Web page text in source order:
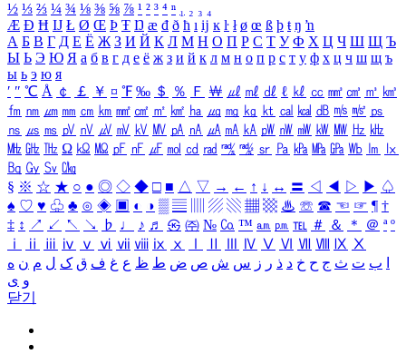
½ ⅓ ⅔ ¼ ¾ ⅛ ⅜ ⅝ ⅞ ¹ ² ³ ⁴ ⁿ ₁ ₂ ₃ ₄
Æ Ð Ħ Ĳ Ł Ø Œ Þ Ŧ Ŋ æ đ ð ħ ı ĳ ĸ ŀ ł ø œ ß þ ŧ ŋ ŉ
А Б В Г Д Е Ё Ж З И Й К Л М Н О П Р С Т У Ф Х Ц Ч Ш Щ Ъ
Ы Ь Э Ю Я а б в г д е ё ж з и й к л м н о п р с т у ф х ц ч ш щ ъ
ы ь э ю я
′ ″ ℃ Å ￠ ￡ ￥ ¤ ℉ ‰ ＄ ％ Ｆ ￦ ㎕ ㎖ ㎗ ℓ ㎘ ㏄ ㎣ ㎤ ㎥ ㎦
㎙ ㎚ ㎛ ㎜ ㎝ ㎞ ㎟ ㎠ ㎡ ㎢ ㏊ ㎍ ㎎ ㎏ ㏏ ㎈ ㎉ ㏈ ㎧ ㎨ ㎰
㎱ ㎲ ㎳ ㎴ ㎵ ㎶ ㎷ ㎸ ㎹ ㎀ ㎁ ㎂ ㎃ ㎄ ㎺ ㎻ ㎽ ㎾ ㎿ ㎐ ㎑
㎒ ㎓ ㎔ Ω ㏀ ㏁ ㎊ ㎋ ㎌ ㏖ ㏅ ㎭ ㎮ ㎯ ㏛ ㎩ ㎪ ㎫ ㎬ ㏝ ㏐
㏓
㏃ ㏉ ㏜ ㏆
§ ※ ☆ ★ ○ ● ◎ ◇ ◆ □ ■ △ ▽ → ← ↑ ↓ ↔ 〓 ◁ ◀ ▷ ▶ ♤
♠ ♡ ♥ ♧ ♣ ⊙ ◈ ▣ ◐ ◑ ▒ ▤ ▨ ▧ ▦ ▩ ♨ ☏ ☎ ☜ ☞ ¶ †
‡ ↕ ↗ ↙ ↖ ↘ ♭ ♩ ♪ ♬ ㉿ ㈜ № ㏇ ™ ㏂ ㏘ ℡ ＃ ＆ ＊ ＠ ª º
ⅰ
ⅱ ⅲ ⅳ ⅴ ⅵ ⅶ ⅷ ⅸ ⅹ Ⅳ Ⅴ Ⅵ Ⅶ Ⅷ Ⅸ Ⅹ
ب ت ث ج ح خ د ذ ر ز س ش ص ض ط ظ ع غ ف ق ک ل م ن ه
و ی
닫기